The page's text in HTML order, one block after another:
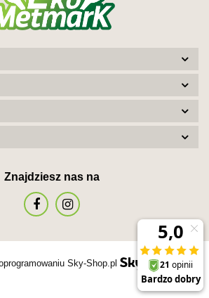
Znajdziesz nas na
Sky-Shop.pl